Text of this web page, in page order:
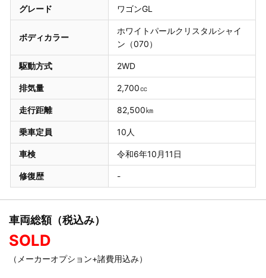
グレード ワゴンGL
ボディカラー
ホワイトパールクリスタルシャイ
ン（070）
駆動方式 2WD
排気量 2,700㏄
走行距離 82,500㎞
乗車定員 10人
車検 令和6年10月11日
修復歴 -
車両総額（税込み）
SOLD
（メーカーオプション+諸費用込み）